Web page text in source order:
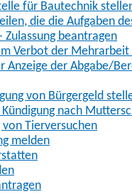
für Bautechnik
die die Aufgaben
Zulassung beantragen
Verbot der
Anzeige der Abgabe/
von Bürgergeld
nach
von Tierversuchen
melden